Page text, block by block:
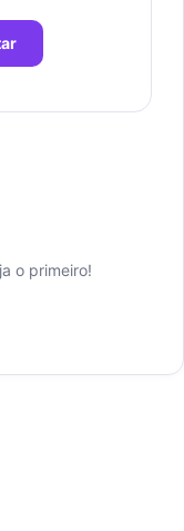
o primeiro!